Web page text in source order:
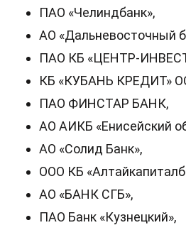
ПАО «Челиндбанк»,
АО «Дальневосточный
ПАО КБ «ЦЕНТР-
КБ «КУБАНЬ КРЕДИТ»
ПАО ФИНСТАР БАНК,
АО АИКБ «Енисейский
АО «Солид Банк»,
ООО КБ
АО «БАНК СГБ»,
ПАО Банк «Кузнецкий»,